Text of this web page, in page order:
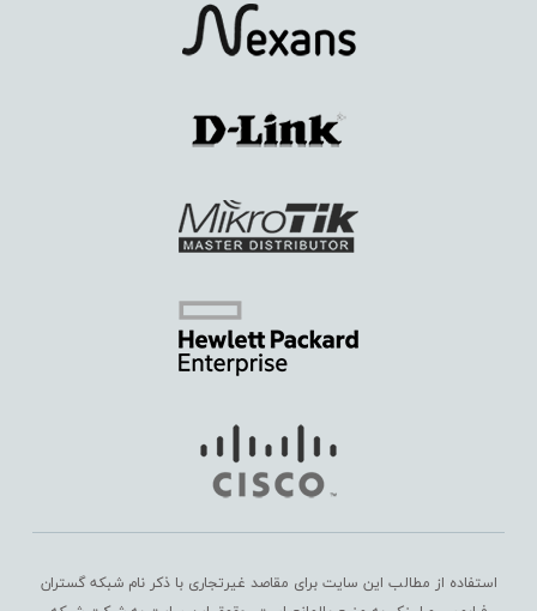
استفاده از مطالب این سایت برای مقاصد غیرتجاری با ذکر نام شبکه گستران